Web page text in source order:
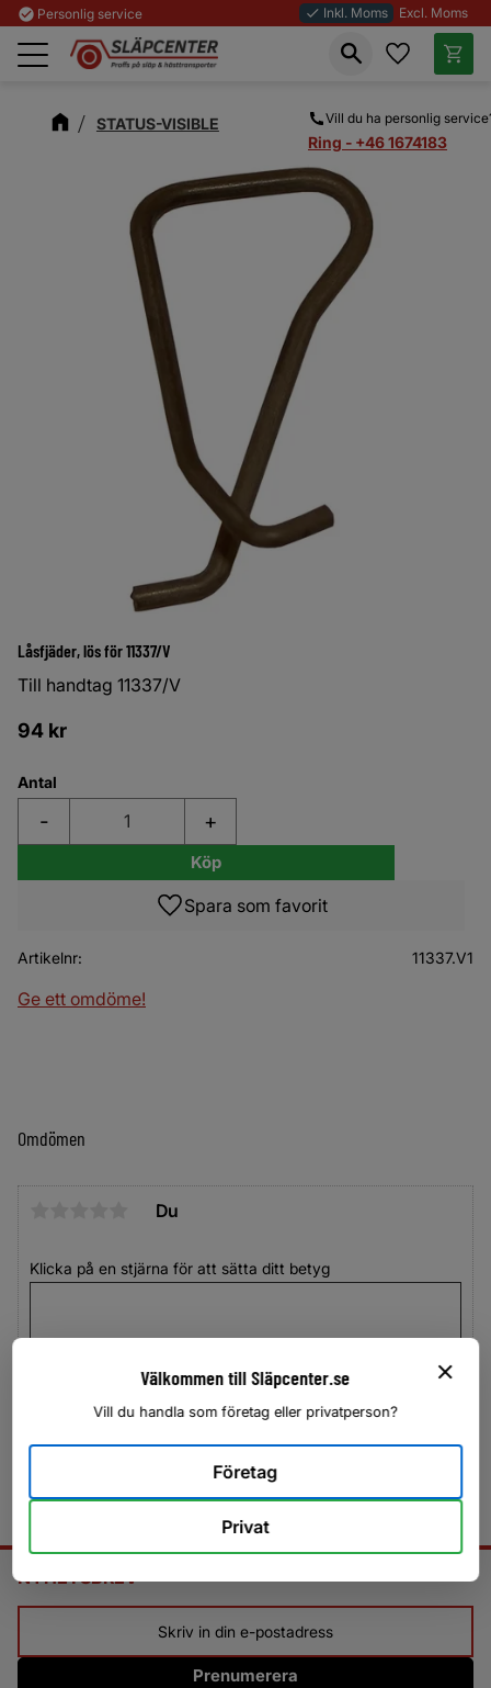
Meny
check_circle Personlig service done Inkl. Moms Excl. Moms
Vill du ha personlig
Ring - +46 1674183
Favoriter
STATUS-VISIBLE
Låsfjäder, lös för 11337/V
Till handtag 11337/V
94 kr
Antal
+
-
Köp
Lägg till i favoriter
Artikelnr 11337.V1
Ge ett omdöme!
Omdömen
Du
Klicka på en stjärna för att sätta ditt betyg
NYHETSBREV
Prenumerera
Välkommen till Släpcenter.se
Vill du handla som företag eller privatperson?
Företag
Privat